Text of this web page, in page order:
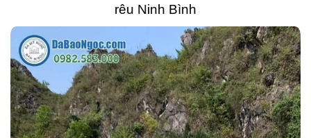
rêu Ninh Bình